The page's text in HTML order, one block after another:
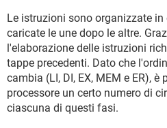
Le istruzioni sono organizzate
caricate le une dopo le altre.
l'elaborazione delle istruzioni
tappe precedenti. Dato che
cambia (LI, DI, EX, MEM e ER), è
processore un certo numero di
ciascuna di questi fasi.